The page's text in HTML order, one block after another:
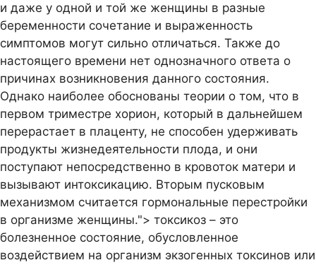
и даже у одной и той же женщины в разные
беременности сочетание и выраженность
симптомов могут сильно отличаться. Также до
настоящего времени нет однозначного ответа о
причинах возникновения данного состояния.
Однако наиболее обоснованы теории о том, что в
первом триместре хорион, который в дальнейшем
перерастает в плаценту, не способен удерживать
продукты жизнедеятельности плода, и они
поступают непосредственно в кровоток матери и
вызывают интоксикацию. Вторым пусковым
механизмом считается гормональные перестройки
в организме женщины."> токсикоз – это
болезненное состояние, обусловленное
воздействием на организм экзогенных токсинов или